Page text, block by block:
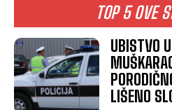
TOP 5 OVE
UBISTVO
LIŠENO